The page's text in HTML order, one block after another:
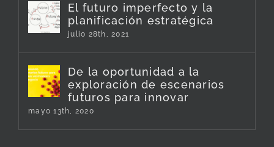
El futuro imperfecto y la
planificación estratégica
julio 28th, 2021
De la oportunidad a la
exploración de escenarios
futuros para innovar
mayo 13th, 2020